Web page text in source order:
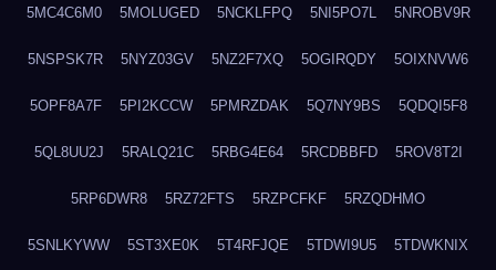
5MC4C6M0 5MOLUGED 5NCKLFPQ 5NI5PO7L 5NROBV9R
5NSPSK7R 5NYZ03GV 5NZ2F7XQ 5OGIRQDY 5OIXNVW6
5OPF8A7F 5PI2KCCW 5PMRZDAK 5Q7NY9BS 5QDQI5F8
5QL8UU2J 5RALQ21C 5RBG4E64 5RCDBBFD 5ROV8T2I
5RP6DWR8 5RZ72FTS 5RZPCFKF 5RZQDHMO
5SNLKYWW 5ST3XE0K 5T4RFJQE 5TDWI9U5 5TDWKNIX